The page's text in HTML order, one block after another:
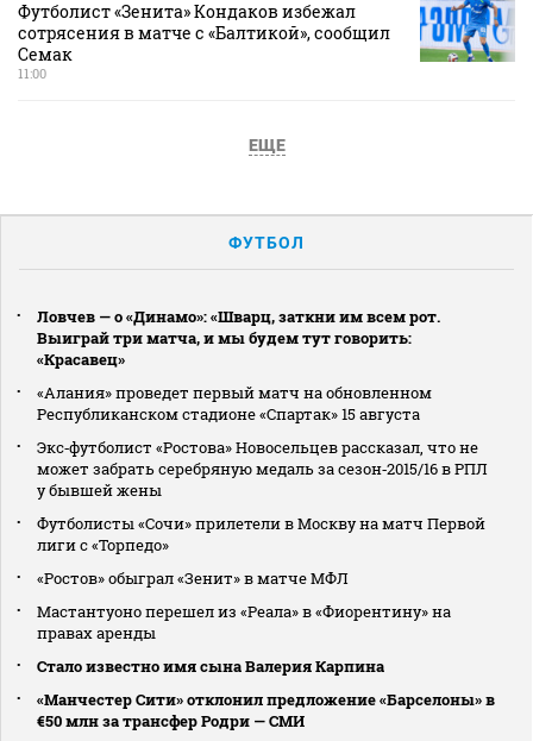
Футболист «Зенита» Кондаков избежал
сотрясения в матче с «Балтикой», сообщил
Семак
11:00
ЕЩЕ
ФУТБОЛ
Ловчев — о «Динамо»: «Шварц, заткни им всем рот.
Выиграй три матча, и мы будем тут говорить:
«Красавец»
«Алания» проведет первый матч на обновленном
Республиканском стадионе «Спартак» 15 августа
Экс‑футболист «Ростова» Новосельцев рассказал, что не
может забрать серебряную медаль за сезон‑2015/16 в РПЛ
у бывшей жены
Футболисты «Сочи» прилетели в Москву на матч Первой
лиги с «Торпедо»
«Ростов» обыграл «Зенит» в матче МФЛ
Мастантуоно перешел из «Реала» в «Фиорентину» на
правах аренды
Стало известно имя сына Валерия Карпина
«Манчестер Сити» отклонил предложение «Барселоны» в
€50 млн за трансфер Родри — СМИ